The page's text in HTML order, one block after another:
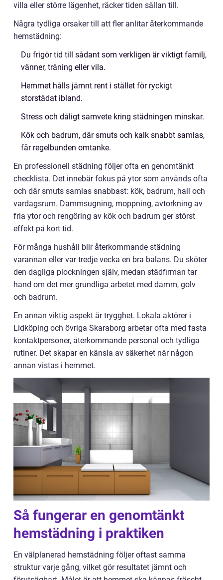
villa eller större lägenhet, räcker tiden sällan till.
Några tydliga orsaker till att fler anlitar återkommande
hemstädning:
Du frigör tid till sådant som verkligen är viktigt familj,
vänner, träning eller vila.
Hemmet hålls jämnt rent i stället för ryckigt
storstädat ibland.
Stress och dåligt samvete kring städningen minskar.
Kök och badrum, där smuts och kalk snabbt samlas,
får regelbunden omtanke.
En professionell städning följer ofta en genomtänkt
checklista. Det innebär fokus på ytor som används ofta
och där smuts samlas snabbast: kök, badrum, hall och
vardagsrum. Dammsugning, moppning, avtorkning av
fria ytor och rengöring av kök och badrum ger störst
effekt på kort tid.
För många hushåll blir återkommande städning
varannan eller var tredje vecka en bra balans. Du sköter
den dagliga plockningen själv, medan städfirman tar
hand om det mer grundliga arbetet med damm, golv
och badrum.
En annan viktig aspekt är trygghet. Lokala aktörer i
Lidköping och övriga Skaraborg arbetar ofta med fasta
kontaktpersoner, återkommande personal och tydliga
rutiner. Det skapar en känsla av säkerhet när någon
annan vistas i hemmet.
Så fungerar en genomtänkt
hemstädning i praktiken
En välplanerad hemstädning följer oftast samma
struktur varje gång, vilket gör resultatet jämnt och